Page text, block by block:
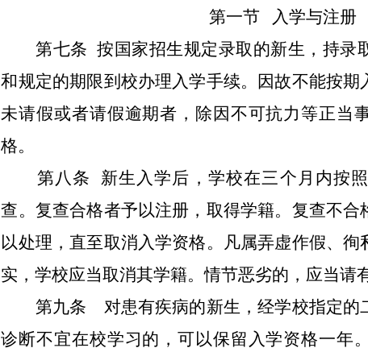
第一节 入学与注册
第七条 按国家招生规定录取的新生，持录
和规定的期限到校办理入学手续。因故不能按期
未请假或者请假逾期者，除因不可抗力等正当
格。
第八条 新生入学后，学校在三个月内按照
查。复查合格者予以注册，取得学籍。复查不合
以处理，直至取消入学资格。凡属弄虚作假、
实，学校应当取消其学籍。情节恶劣的，应当请
第九条 对患有疾病的新生，经学校指定的二
诊断不宜在校学习的，可以保留入学资格一年